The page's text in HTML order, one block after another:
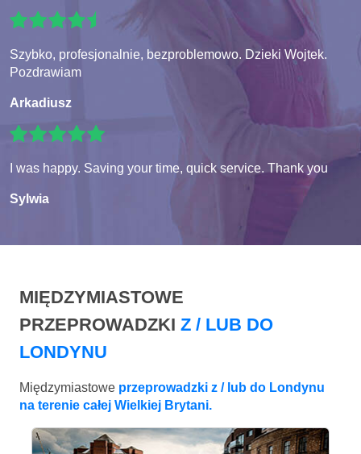
Szybko, profesjonalnie, bezproblemowo. Dzieki Wojtek.
Pozdrawiam
Arkadiusz
I was happy. Saving your time, quick service. Thank you
Sylwia
MIĘDZYMIASTOWE
PRZEPROWADZKI Z / LUB DO
LONDYNU
Międzymiastowe przeprowadzki z / lub do Londynu
na terenie całej Wielkiej Brytani.